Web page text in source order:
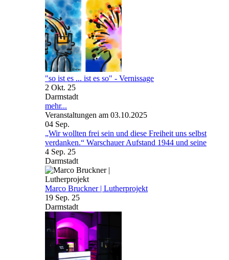
"so ist es ... ist es so" - Vernissage
2 Okt. 25
Darmstadt
mehr...
Veranstaltungen am 03.10.2025
04 Sep.
„Wir wollten frei sein und diese Freiheit uns selbst
verdanken.“ Warschauer Aufstand 1944 und seine
4 Sep. 25
Darmstadt
Marco Bruckner | Lutherprojekt
19 Sep. 25
Darmstadt